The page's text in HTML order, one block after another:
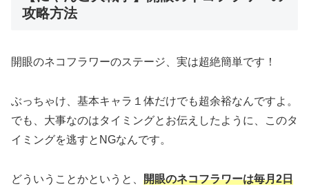
攻略方法
開眼のネコフラワーのステージ、実は超絶簡単です！
ぶっちゃけ、基本キャラ１体だけでも超余裕なんですよ。
でも、大事なのはタイミングとお伝えしたように、このタ
イミングを逃すとNGなんです。
どういうことかというと、 開眼のネコフラワーは毎月2日